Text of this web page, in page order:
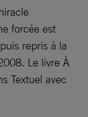
forcée est
repris à la
Le livre À
Textuel avec